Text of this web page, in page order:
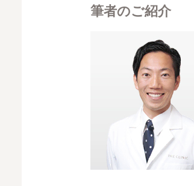
筆者のご紹介